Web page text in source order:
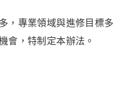
，專業領域與進修目標多
會，特制定本辦法。